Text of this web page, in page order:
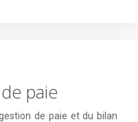
paie
de paie et du bilan